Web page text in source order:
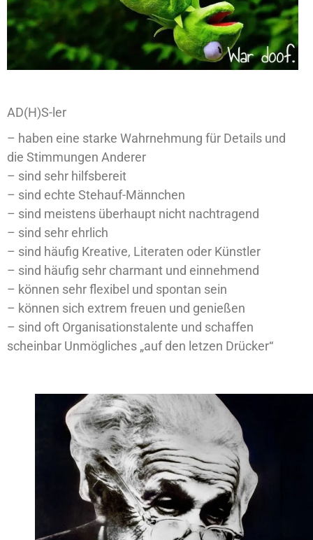
AD(H)S-ler
– haben eine starke Wahrnehmung für Details und
die Stimmungen Anderer
– sind sehr hilfsbereit
– sind echte Stehauf-Männchen
– sind meistens überhaupt nicht nachtragend
– sind sehr ehrlich
– sind häufig Kreative, Literaten oder Künstler
– sind häufig sehr charmant und einnehmend
– können sehr flexibel und spontan sein
– können sich extrem freuen und genießen
– sind oft Organisationstalente und schaffen
scheinbar Unmögliches „auf den letzen Drücker“